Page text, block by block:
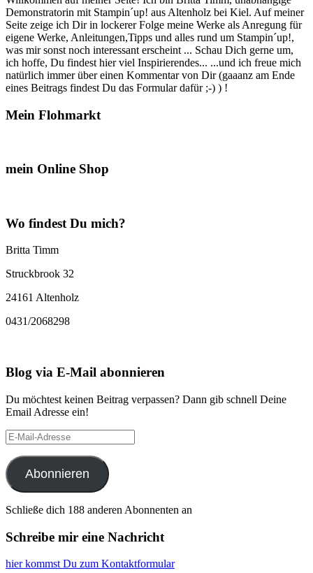
Demonstratorin mit Stampin´up! aus Altenholz bei Kiel. Auf meiner
Seite zeige ich Dir in lockerer Folge meine Werke als Anregung für
eigene Werke, Anleitungen,Tipps und alles rund um Stampin´up!,
was mir sonst noch interessant erscheint ... Schau Dich gerne um,
ich hoffe, Du findest hier viel Inspirierendes... ...und ich freue mich
natürlich immer über einen Kommentar von Dir (gaaanz am Ende
eines Beitrags findest Du das Formular dafür ;-) ) !
Mein Flohmarkt
mein Online Shop
Wo findest Du mich?
Britta Timm
Struckbrook 32
24161 Altenholz
0431/2068298
Blog via E-Mail abonnieren
Du möchtest keinen Beitrag verpassen? Dann gib schnell Deine
Email Adresse ein!
E-
Mail-
Adresse
Abonnieren
Schließe dich 188 anderen Abonnenten an
Schreibe mir eine Nachricht
hier kommst Du zum Kontaktformular